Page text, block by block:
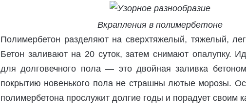
Вкрапления в полимербетоне
Полимербетон разделяют на сверхтяжелый, тяжелый,
Бетон заливают на 20 суток, затем снимают опалупку.
для долговечного пола — это двойная заливка
покрытию новенького пола не страшны лютые морозы.
полимербетона прослужит долгие годы и порадует своим